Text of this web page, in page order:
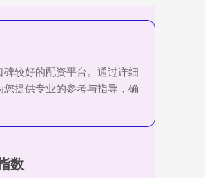
较好的配资平台。通过详细
提供专业的参考与指导，确
数